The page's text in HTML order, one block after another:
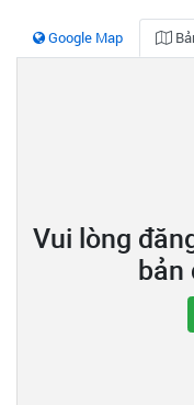
Google Map
Vui lòng
bản